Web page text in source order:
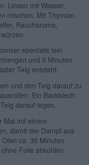
Linsen mit Wasser,
mischen. Mit Thymian,
Raucharoma,
ebenfalls fein
und 5 Minuten
Teig entsteht.
und den Teig darauf zu
Ein Backblech
darauf legen.
Mal mit einem
damit der Dampf aus
ca. 30 Minuten
Folie abkühlen